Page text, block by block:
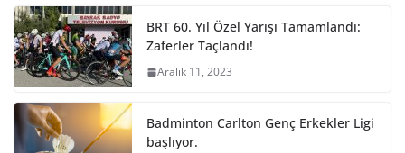
BRT 60. Yıl Özel Yarışı Tamamlandı:
Zaferler Taçlandı!
Aralık 11, 2023
Badminton Carlton Genç Erkekler Ligi
başlıyor.